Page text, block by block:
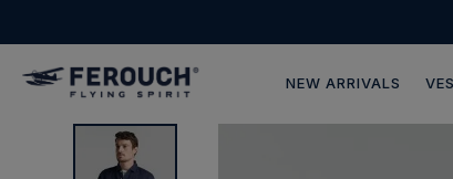
NEW ARRIVALS